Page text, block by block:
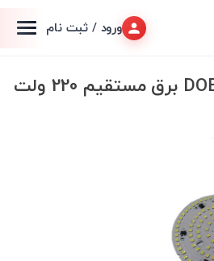
ورود / ثبت نام
دی او بی DOB 50W برق مستقیم 220 ولت